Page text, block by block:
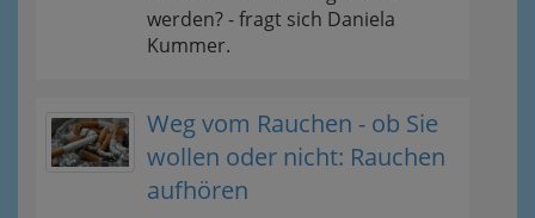
werden? - fragt sich Daniela
Kummer.
Weg vom Rauchen - ob Sie
wollen oder nicht: Rauchen
aufhören